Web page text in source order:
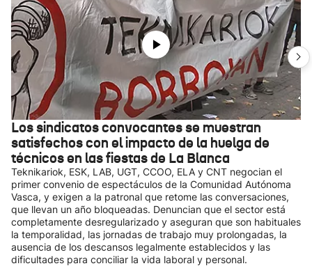
Los sindicatos convocantes se muestran
satisfechos con el impacto de la huelga de
técnicos en las fiestas de La Blanca
Teknikariok, ESK, LAB, UGT, CCOO, ELA y CNT negocian el
primer convenio de espectáculos de la Comunidad Autónoma
Vasca, y exigen a la patronal que retome las conversaciones,
que llevan un año bloqueadas. Denuncian que el sector está
completamente desregularizado y aseguran que son habituales
la temporalidad, las jornadas de trabajo muy prolongadas, la
ausencia de los descansos legalmente establecidos y las
dificultades para conciliar la vida laboral y personal.